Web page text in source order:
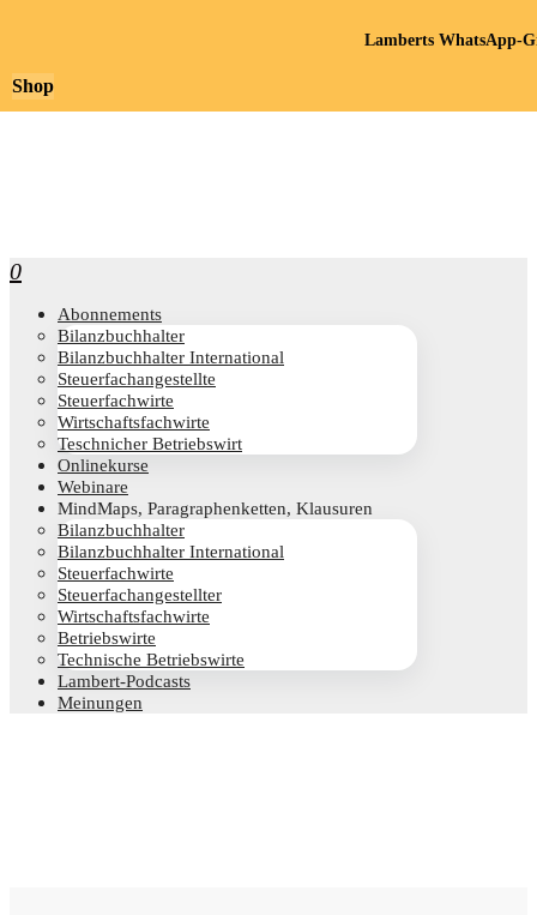
0
Abon­ne­ments
Bilanz­buch­hal­ter
Bilanz­buch­hal­ter International
Steu­er­fach­an­ge­stell­te
Steu­er­fach­wir­te
Wirt­schafts­fach­wir­te
Teschni­cher Betriebswirt
Online­kur­se
Web­i­na­re
Mind­Maps, Para­gra­phen­ket­ten, Klausuren
Bilanz­buch­hal­ter
Bilanz­buch­hal­ter International
Steu­er­fach­wir­te
Steu­er­fach­an­ge­stell­ter
Wirt­schafts­fach­wir­te
Betriebs­wir­te
Tech­ni­sche Betriebswirte
Lam­­bert-Pod­­casts
Mei­nun­gen
Shop
Lamberts WhatsApp-